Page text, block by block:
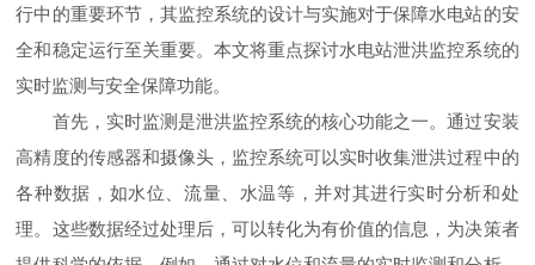
行中的重要环节，其监控系统的设计与实施对于保障水电站的安
全和稳定运行至关重要。本文将重点探讨水电站泄洪监控系统的
实时监测与安全保障功能。
首先，实时监测是泄洪监控系统的核心功能之一。通过安装
高精度的传感器和摄像头，监控系统可以实时收集泄洪过程中的
各种数据，如水位、流量、水温等，并对其进行实时分析和处
理。这些数据经过处理后，可以转化为有价值的信息，为决策者